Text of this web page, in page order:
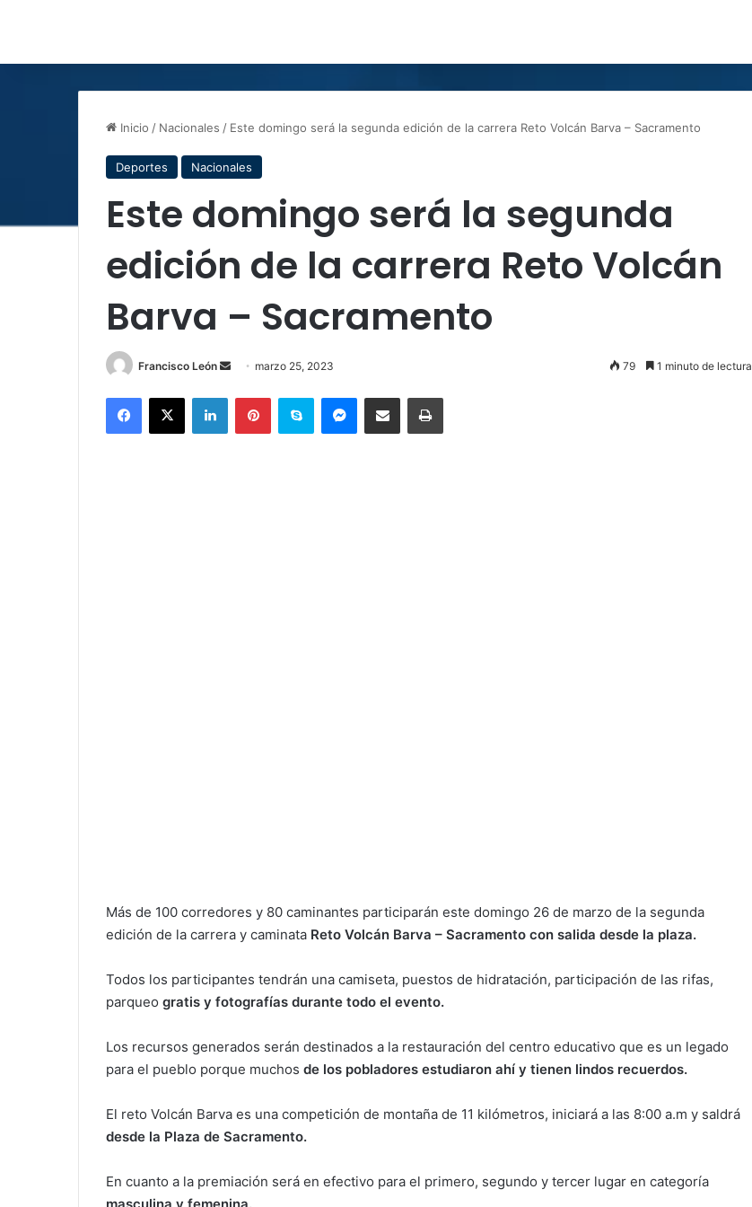
Inicio / Nacionales / Este domingo será la segunda edición de la carrera Reto Volcán Barva – Sacramento
Deportes Nacionales
Este domingo será la segunda
edición de la carrera Reto Volcán
Barva – Sacramento
Francisco León
Send
email
marzo 25, 2023 80 1 minuto de lectura
Facebook
X LinkedInPinterestSkype MessengerCompartir por correo electrónicoImprimir
Más de 100 corredores y 80 caminantes participarán este domingo 26 de marzo de la segunda
edición de la carrera y caminata Reto Volcán Barva – Sacramento con salida desde la plaza.
Todos los participantes tendrán una camiseta, puestos de hidratación, participación de las rifas,
parqueo gratis y fotografías durante todo el evento.
Los recursos generados serán destinados a la restauración del centro educativo que es un legado
para el pueblo porque muchos de los pobladores estudiaron ahí y tienen lindos recuerdos.
El reto Volcán Barva es una competición de montaña de 11 kilómetros, iniciará a las 8:00 a.m y saldrá
desde la Plaza de Sacramento.
En cuanto a la premiación será en efectivo para el primero, segundo y tercer lugar en categoría